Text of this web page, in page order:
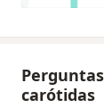
carótidas